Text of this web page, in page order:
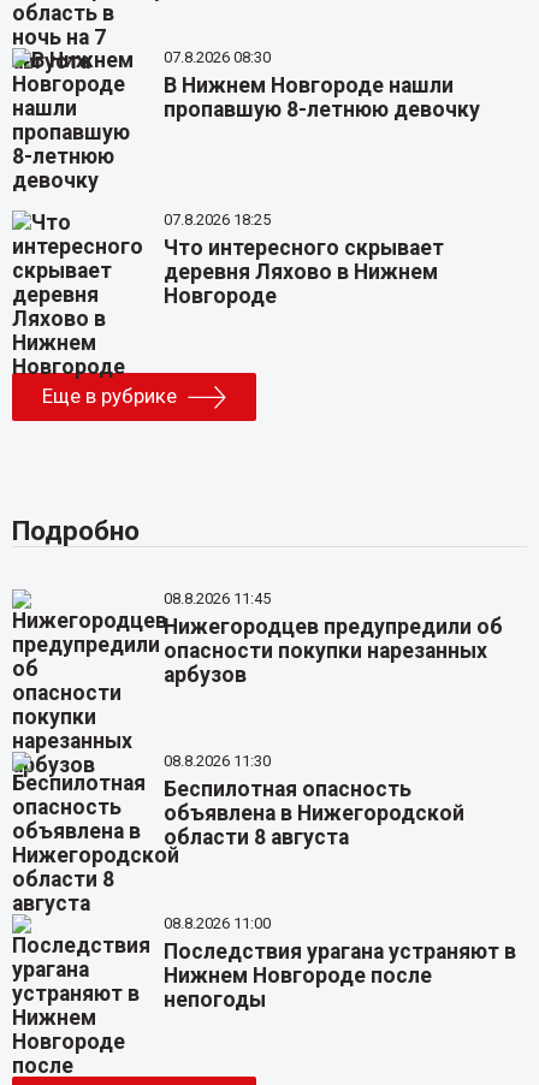
07.8.2026 08:30
В Нижнем Новгороде нашли
пропавшую 8-летнюю девочку
07.8.2026 18:25
Что интересного скрывает
деревня Ляхово в Нижнем
Новгороде
Еще в рубрике
Подробно
08.8.2026 11:45
Нижегородцев предупредили об
опасности покупки нарезанных
арбузов
08.8.2026 11:30
Беспилотная опасность
объявлена в Нижегородской
области 8 августа
08.8.2026 11:00
Последствия урагана устраняют в
Нижнем Новгороде после
непогоды